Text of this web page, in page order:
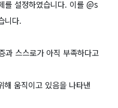
를 설정하였습니다. 이를 @s
니다.
과 스스로가 아직 부족하다고
해 움직이고 있음을 나타낸